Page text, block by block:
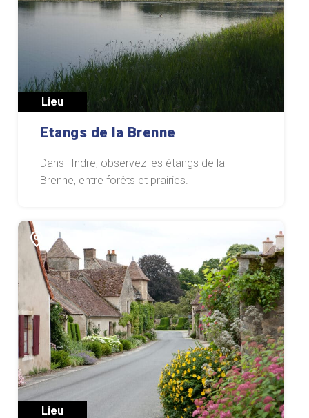
Lieu
Etangs de la Brenne
Dans l'Indre, observez les étangs de la
Brenne, entre forêts et prairies.
Lieu